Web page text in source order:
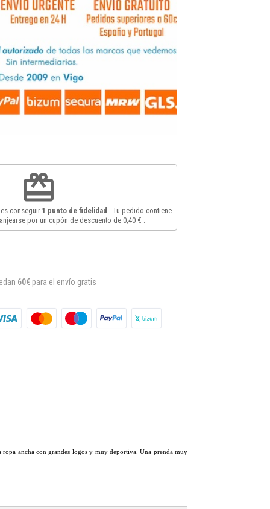
redeem
conseguir 1 punto de fidelidad . Tu pedido contiene
por un cupón de descuento de 0,40 €
60€para el envío gratis
ancha con grandes logos y muy deportiva. Una prenda muy